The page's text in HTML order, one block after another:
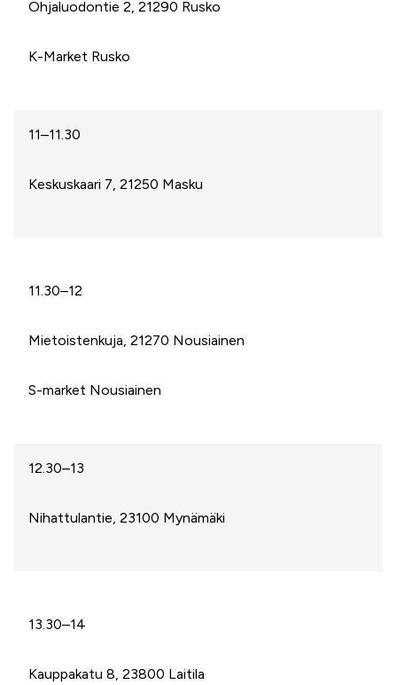
Ohjaluodontie 2, 21290 Rusko
K-Market Rusko
11–11.30
Keskuskaari 7, 21250 Masku
11.30–12
Mietoistenkuja, 21270 Nousiainen
S-market Nousiainen
12.30–13
Nihattulantie, 23100 Mynämäki
13.30–14
Kauppakatu 8, 23800 Laitila